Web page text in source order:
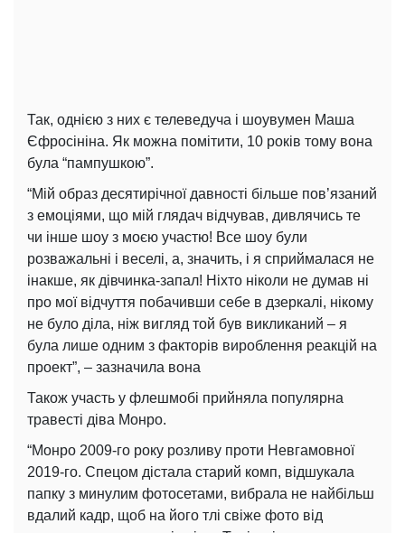
Так, однією з них є телеведуча і шоувумен Маша
Єфросініна. Як можна помітити, 10 років тому вона
була “пампушкою”.
“Мій образ десятирічної давності більше пов’язаний
з емоціями, що мій глядач відчував, дивлячись те
чи інше шоу з моєю участю! Все шоу були
розважальні і веселі, а, значить, і я сприймалася не
інакше, як дівчинка-запал! Ніхто ніколи не думав ні
про мої відчуття побачивши себе в дзеркалі, нікому
не було діла, ніж вигляд той був викликаний – я
була лише одним з факторів вироблення реакцій на
проект”, – зазначила вона
Також участь у флешмобі прийняла популярна
травесті діва Монро.
“Монро 2009-го року розливу проти Невгамовної
2019-го. Спецом дістала старий комп, відшукала
папку з минулим фотосетами, вибрала не найбільш
вдалий кадр, щоб на його тлі свіже фото від